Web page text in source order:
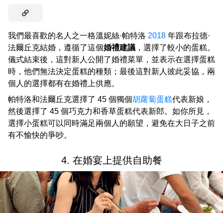
我們最喜歡的名人之一格溫妮絲·帕特洛 2018 年跟布拉德·
法爾丘克結婚，遵循了這個婚禮建議 ，選擇了較小的蛋糕。
儀式結束後，這對新人公開了婚禮菜單，並表示在選擇蛋糕
時，他們無法決定蛋糕的種類；最後這對新人彼此妥協，兩
個人的選擇都有在婚禮上供應。
帕特洛和法爾丘克選擇了 45 個獨個胡蘿蔔蛋糕代表新娘，
然後選擇了 45 個巧克力和香草蛋糕代表新郎。如你所見，
選擇小蛋糕可以同時滿足兩個人的願望，避免在大日子之前
有不愉快的爭吵。
4. 在婚宴上提供自助餐